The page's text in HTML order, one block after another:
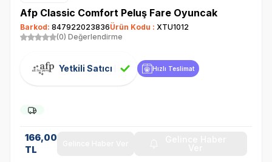
Afp Classic Comfort Peluş Fare Oyuncak
Barkod: 847922023836Ürün Kodu : XTU1012
(0) Değerlendirme
Yetkili Satıcı Hızlı Teslimat
166,00
TL